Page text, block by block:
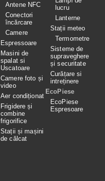
Antene NFC
Conectori
încărcare
Camere
Espressoare
Masini de
spalat si
Uscatoare
Camere foto și
video
Aer condiționat
Frigidere și
combine
frigorifice
Stații și mașini
de călcat
lucru
Lanterne
Stații meteo
Termometre
Sisteme de
supraveghere
și securitate
Curățare si
intreținere
EcoPiese
EcoPiese
Espresoare